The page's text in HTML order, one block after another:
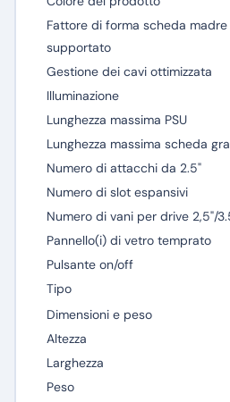
Fattore di forma scheda madre
supportato
Gestione dei cavi ottimizzata
Illuminazione
Lunghezza massima PSU
Lunghezza massima scheda
Numero di attacchi da 2.5"
Numero di slot espansivi
Numero di vani per drive 2,5"/
Pannello(i) di vetro temprato
Pulsante on/off
Tipo
Dimensioni e peso
Altezza
Larghezza
Peso